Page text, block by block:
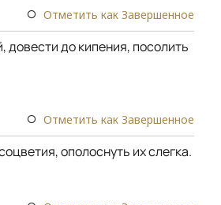
Отметить как Завершенное
довести до кипения, посолить
Отметить как Завершенное
ополоснуть их слегка.